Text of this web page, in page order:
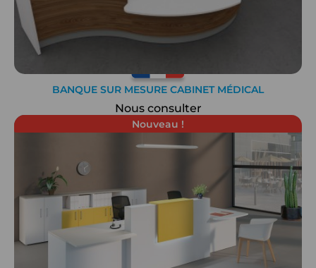
BANQUE SUR MESURE CABINET MÉDICAL
Nous consulter
Nouveau !